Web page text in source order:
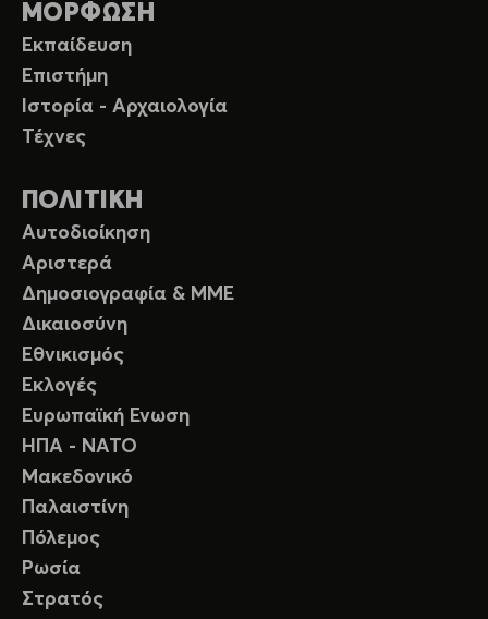
ΜΟΡΦΩΣΗ
Εκπαίδευση
Επιστήμη
Ιστορία - Αρχαιολογία
Τέχνες
ΠΟΛΙΤΙΚΗ
Αυτοδιοίκηση
Αριστερά
Δημοσιογραφία & ΜΜΕ
Δικαιοσύνη
Εθνικισμός
Εκλογές
Ευρωπαϊκή Ενωση
ΗΠΑ - ΝΑΤΟ
Μακεδονικό
Παλαιστίνη
Πόλεμος
Ρωσία
Στρατός